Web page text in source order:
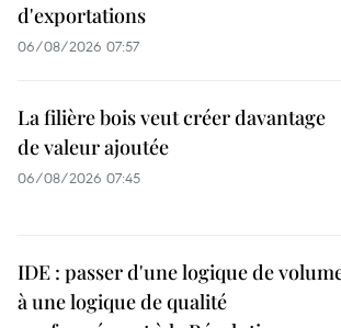
d'exportations
06/08/2026 07:57
La filière bois veut créer davantage
de valeur ajoutée
06/08/2026 07:45
IDE : passer d'une logique de
à une logique de qualité